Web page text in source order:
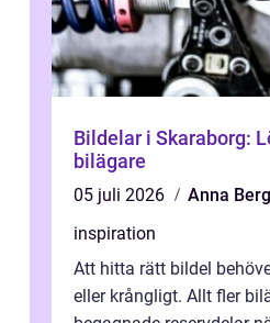
Bildelar i Skaraborg:
bilägare
05 juli 2026
Anna
inspiration
Att hitta rätt bildel
eller krångligt. Allt fler